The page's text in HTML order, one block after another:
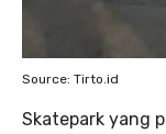
Source: Tirto.id
Skatepark yang